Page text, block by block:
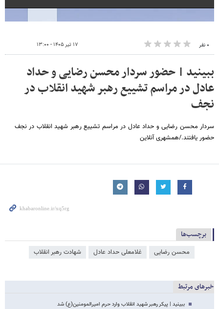
۰ نفر ۱۷ تیر ۱۴۰۵ - ۱۳:۰۰
ببینید | حضور سردار محسن رضایی و حداد
عادل در مراسم تشییع رهبر شهید انقلاب در
نجف
سردار محسن رضایی و حداد عادل در مراسم تشییع رهبر شهید انقلاب در نجف
حضور یافتند./همشهری آنلاین
برچسب‌ها
محسن رضایی غلامعلی حداد عادل شهادت رهبر انقلاب
خبرهای مرتبط
ببینید | پیکر رهبر شهید انقلاب وارد حرم امیرالمومنین(ع) شد